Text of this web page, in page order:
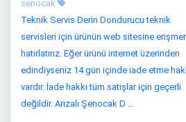
senocak
Teknik Servis Derin Dondurucu teknik
servisleri için ürünün web sitesine
hatırlatırız. Eğer ürünü internet üzerinden
edindiyseniz 14 gün içinde iade etme
vardır. İade hakkı tüm satışlar için geçerli
değildir. Arızalı Şenocak D ...